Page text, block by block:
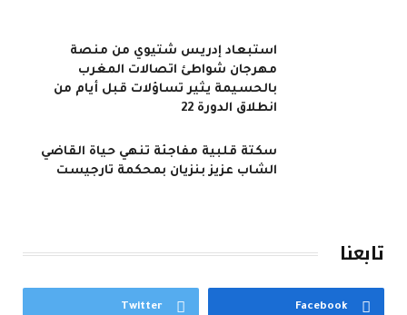
استبعاد إدريس شتيوي من منصة
مهرجان شواطئ اتصالات المغرب
بالحسيمة يثير تساؤلات قبل أيام من
انطلاق الدورة 22
سكتة قلبية مفاجئة تنهي حياة القاضي
الشاب عزيز بنزيان بمحكمة تارجيست
تابعنا
Facebook
Twitter